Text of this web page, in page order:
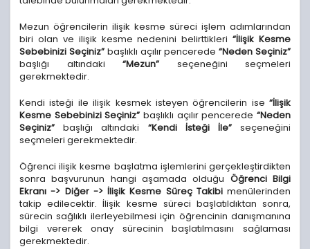
Mezun öğrencilerin ilişik kesme süreci işlem adımlarından
biri olan ve ilişik kesme nedenini belirttikleri“İlişik Kesme
Sebebinizi Seçiniz”başlıklı açılır pencerede“Neden Seçiniz”
başlığı altındaki “Mezun” seçeneğini seçmeleri
gerekmektedir.
Kendi isteği ile ilişik kesmek isteyen öğrencilerin ise “İlişik
Kesme Sebebinizi Seçiniz” başlıklı açılır pencerede “Neden
Seçiniz”
başlığı altındaki “Kendi İsteği İle”
seçeneğini
seçmeleri gerekmektedir.
Öğrenci ilişik kesme başlatma işlemlerini gerçekleştirdikten
sonra başvurunun hangi aşamada olduğu Öğrenci Bilgi
Ekranı -> Diğer -> İlişik Kesme Süreç Takibimenülerinden
takip edilecektir.İlişik kesme süreci başlatıldıktan sonra,
sürecin sağlıklı ilerleyebilmesi için öğrencinin danışmanına
bilgi vererek onay sürecinin başlatılmasını sağlaması
gerekmektedir.